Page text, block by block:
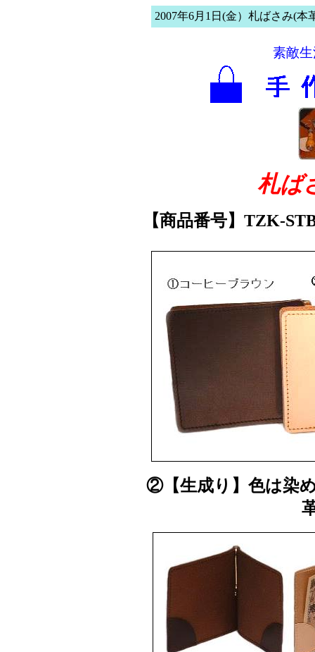
2007年6月1日(金）札ばさみ(本
素敵
札
【商品番号】TZK-
②【生成り】色は染